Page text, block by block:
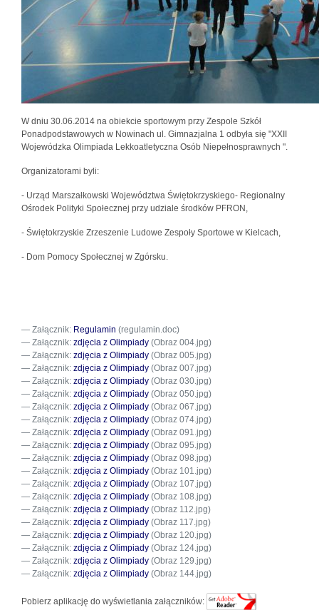
W dniu 30.06.2014 na obiekcie sportowym przy Zespole Szkół
Ponadpodstawowych w Nowinach ul. Gimnazjalna 1 odbyła się "XXII
Wojewódzka Olimpiada Lekkoatletyczna Osób Niepełnosprawnych ".
Organizatorami byli:
- Urząd Marszałkowski Województwa Świętokrzyskiego- Regionalny
Ośrodek Polityki Społecznej przy udziale środków PFRON,
- Świętokrzyskie Zrzeszenie Ludowe Zespoły Sportowe w Kielcach,
- Dom Pomocy Społecznej w Zgórsku.
Załącznik: Regulamin (regulamin.doc)
Załącznik: zdjęcia z Olimpiady (Obraz 004.jpg)
Załącznik: zdjęcia z Olimpiady (Obraz 005.jpg)
Załącznik: zdjęcia z Olimpiady (Obraz 007.jpg)
Załącznik: zdjęcia z Olimpiady (Obraz 030.jpg)
Załącznik: zdjęcia z Olimpiady (Obraz 050.jpg)
Załącznik: zdjęcia z Olimpiady (Obraz 067.jpg)
Załącznik: zdjęcia z Olimpiady (Obraz 074.jpg)
Załącznik: zdjęcia z Olimpiady (Obraz 091.jpg)
Załącznik: zdjęcia z Olimpiady (Obraz 095.jpg)
Załącznik: zdjęcia z Olimpiady (Obraz 098.jpg)
Załącznik: zdjęcia z Olimpiady (Obraz 101.jpg)
Załącznik: zdjęcia z Olimpiady (Obraz 107.jpg)
Załącznik: zdjęcia z Olimpiady (Obraz 108.jpg)
Załącznik: zdjęcia z Olimpiady (Obraz 112.jpg)
Załącznik: zdjęcia z Olimpiady (Obraz 117.jpg)
Załącznik: zdjęcia z Olimpiady (Obraz 120.jpg)
Załącznik: zdjęcia z Olimpiady (Obraz 124.jpg)
Załącznik: zdjęcia z Olimpiady (Obraz 129.jpg)
Załącznik: zdjęcia z Olimpiady (Obraz 144.jpg)
Pobierz aplikację do wyświetlania załączników: